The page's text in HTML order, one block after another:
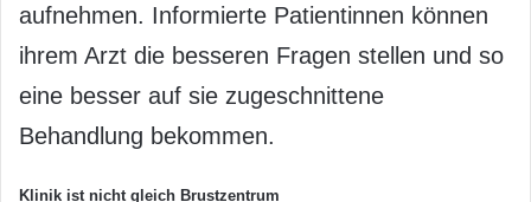
aufnehmen. Informierte Patientinnen können
ihrem Arzt die besseren Fragen stellen und so
eine besser auf sie zugeschnittene
Behandlung bekommen.
Klinik ist nicht gleich Brustzentrum